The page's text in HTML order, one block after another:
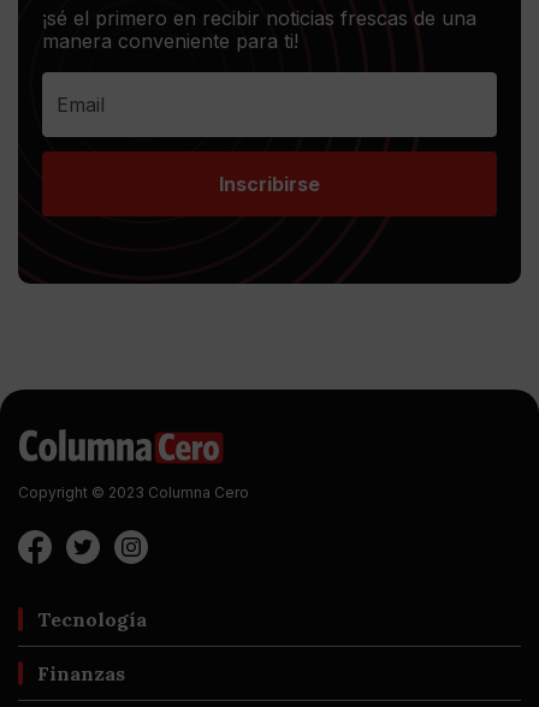
¡sé el primero en recibir noticias frescas de una
manera conveniente para ti!
Inscribirse
Copyright © 2023 Columna Cero
Tecnología
Finanzas